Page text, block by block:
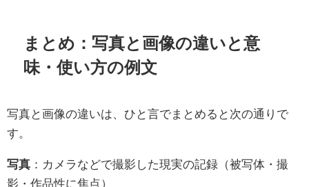
まとめ：写真と画像の違いと意
味・使い方の例文
写真と画像の違いは、ひと言でまとめると次の通りで
す。
写真 ：カメラなどで撮影した現実の記録（被写体・撮
影・作品性に焦点）